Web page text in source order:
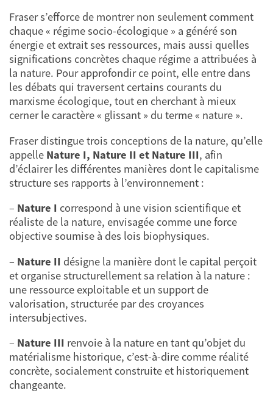
Fraser s’efforce de montrer non seulement comment
chaque « régime socio-écologique » a généré son
énergie et extrait ses ressources, mais aussi quelles
significations concrètes chaque régime a attribuées à
la nature. Pour approfondir ce point, elle entre dans
les débats qui traversent certains courants du
marxisme écologique, tout en cherchant à mieux
cerner le caractère « glissant » du terme « nature ».
Fraser distingue trois conceptions de la nature, qu’elle
appelle Nature I, Nature II et Nature III, afin
d’éclairer les différentes manières dont le capitalisme
structure ses rapports à l’environnement :
– Nature I correspond à une vision scientifique et
réaliste de la nature, envisagée comme une force
objective soumise à des lois biophysiques.
– Nature II désigne la manière dont le capital perçoit
et organise structurellement sa relation à la nature :
une ressource exploitable et un support de
valorisation, structurée par des croyances
intersubjectives.
– Nature III renvoie à la nature en tant qu’objet du
matérialisme historique, c’est-à-dire comme réalité
concrète, socialement construite et historiquement
changeante.